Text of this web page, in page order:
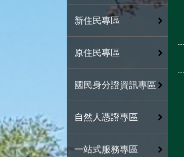
新住民專區
原住民專區
國民身分證資訊專區
自然人憑證專區
一站式服務專區